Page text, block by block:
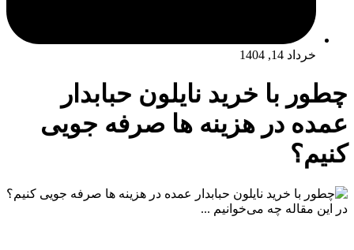
خرداد 14, 1404
چطور با خرید نایلون حبابدار
عمده در هزینه‌ ها صرفه‌ جویی
کنیم؟
در این مقاله چه می‌خوانیم ...